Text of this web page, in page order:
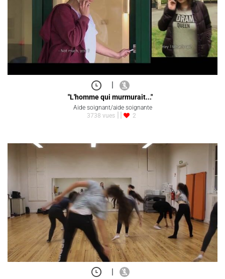
|
"L'homme qui murmurait..."
Aide soignant/aide soignante
3738 vues
2
|